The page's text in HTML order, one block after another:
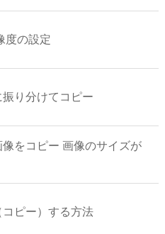
度の設定
り分けてコピー
像をコピー 画像のサイズが
ピー）する方法